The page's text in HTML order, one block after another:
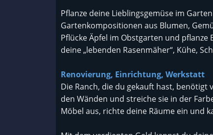
Pflanze deine Lieblingsgemüse im
Gartenkompositionen aus Blumen,
Pflücke Äpfel im Obstgarten und pflanze
deine „lebenden Rasenmäher“, Kühe,
Renovierung, Einrichtung, Werkstatt
Die Ranch, die du gekauft hast, benötigt
den Wänden und streiche sie in der
Möbel aus, richte deine Räume ein und